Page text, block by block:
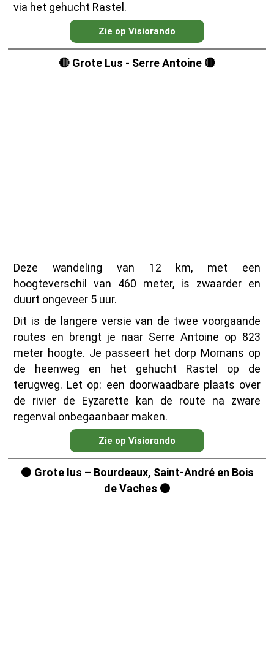
via het gehucht Rastel.
Zie op Visiorando
🔴 Grote Lus - Serre Antoine 🔴
Deze wandeling van 12 km, met een
hoogteverschil van 460 meter, is zwaarder en
duurt ongeveer 5 uur.
Dit is de langere versie van de twee voorgaande
routes en brengt je naar Serre Antoine op 823
meter hoogte. Je passeert het dorp Mornans op
de heenweg en het gehucht Rastel op de
terugweg. Let op: een doorwaadbare plaats over
de rivier de Eyzarette kan de route na zware
regenval onbegaanbaar maken.
Zie op Visiorando
⚫ Grote lus – Bourdeaux, Saint-André en Bois
de Vaches ⚫